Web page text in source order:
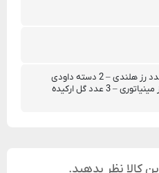
کالا نظر بدهید.